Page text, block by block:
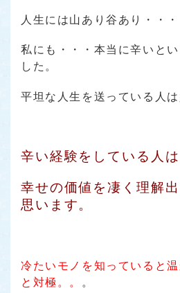
人生には山あり谷あり・・・
私にも・・・本当に辛いと
した。
平坦な人生を送っている人
辛い経験をしている人は
幸せの価値を凄く理解
思います。
冷たいモノを知っていると
と対極。。
。